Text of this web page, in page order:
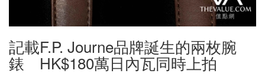
記載F.P. Journe品牌誕生的兩枚腕
錶 HK$180萬日內瓦同時上拍